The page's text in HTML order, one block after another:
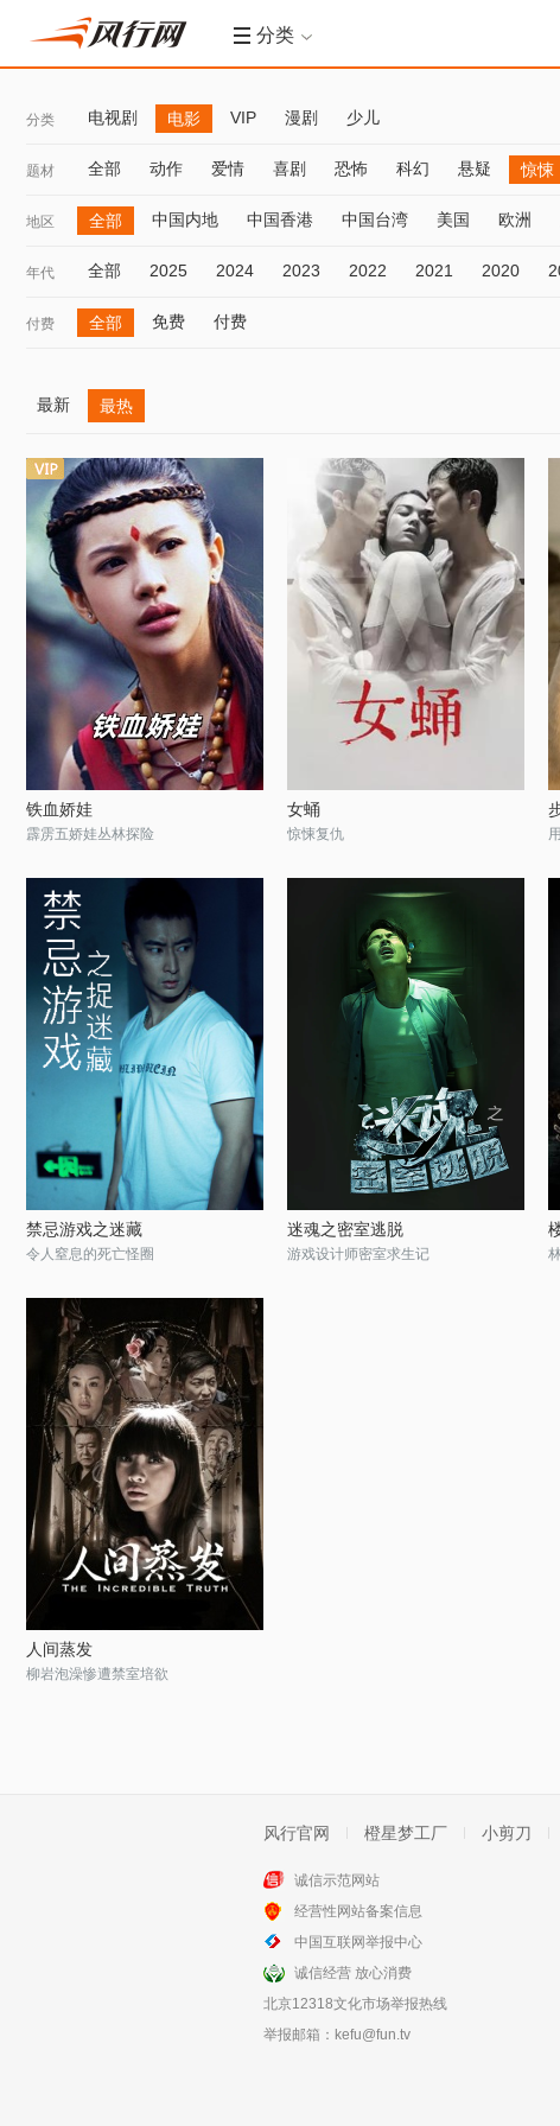
分类
分类 电视剧 电影 VIP 漫剧 少儿
题材 全部 动作 爱情 喜剧 恐怖 科幻 悬疑 惊悚
地区 全部 中国内地 中国香港 中国台湾 美国 欧洲
年代 全部 2025 2024 2023 2022 2021 2020
付费 全部 免费 付费
最新 最热
铁血娇娃
霹雳五娇娃丛林探险
女蛹
惊悚复仇
禁忌游戏之迷藏
令人窒息的死亡怪圈
迷魂之密室逃脱
游戏设计师密室求生记
人间蒸发
柳岩泡澡惨遭禁室培欲
风行官网 橙星梦工厂 小剪刀
诚信示范网站
经营性网站备案信息
中国互联网举报中心
诚信经营 放心消费
北京12318文化市场举报热线
举报邮箱： kefu@fun.tv